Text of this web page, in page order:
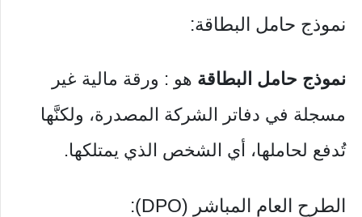
نموذج حامل البطاقة:
نموذج حامل البطاقة هو : ورقة مالية غير
مسجلة في دفاتر الشركة المصدرة، ولكنَّها
تُدفع لحاملها، أي الشخص الذي يمتلكها.
الطرح العام المباشر (DPO):